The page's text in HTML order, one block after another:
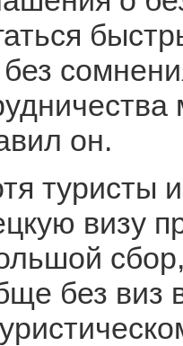
без
он.
туристы
визу
без виз